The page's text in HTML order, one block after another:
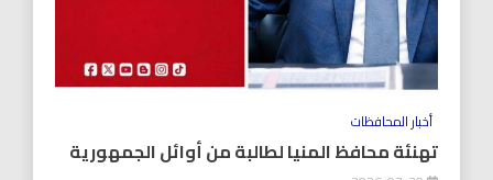
أخبار المحافظات
تهنئة محافظ المنيا لطالبة من أوائل الجمهورية